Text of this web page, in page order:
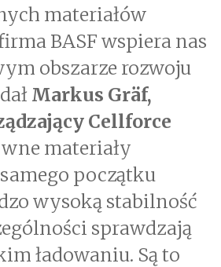
materiałów
BASF wspiera nas
obszarze rozwoju
Markus Gräf,
Cellforce
materiały
początku
wysoką stabilność
sprawdzają
ładowaniu. Są to